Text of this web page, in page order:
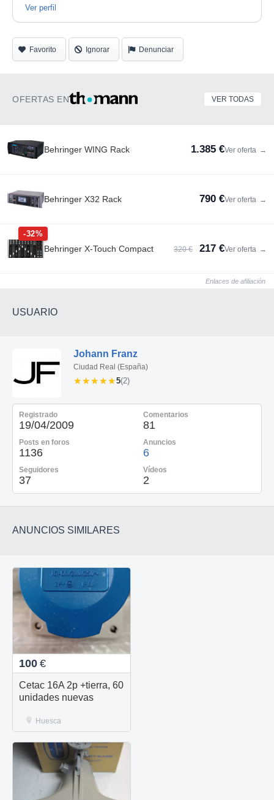
Ver perfil
Favorito Ignorar Denunciar
OFERTAS EN VER TODAS
Behringer WING Rack 1.385 €Ver oferta →
Behringer X32 Rack 790 €Ver oferta →
-32%
Behringer X-Touch Compact 320 € 217 €Ver oferta →
Enlaces de afiliación
USUARIO
Johann Franz
Ciudad Real (España)
★★★★★
★★★★★5(2)
Registrado
19/04/2009
Comentarios
81
Posts en foros
1136
Anuncios
6
Seguidores
37
Vídeos
2
ANUNCIOS SIMILARES
100 €
Cetac 16A 2p +tierra, 60
unidades nuevas
Huesca